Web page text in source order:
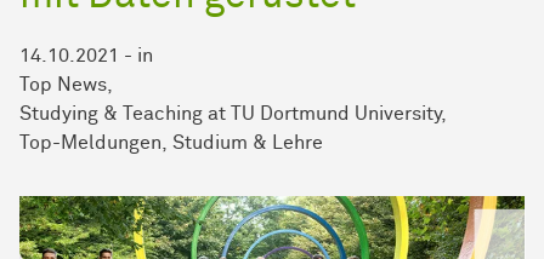
14.10.2021 - in
Top News
Studying & Teaching at TU Dortmund University
Top-Meldungen
Studium & Lehre